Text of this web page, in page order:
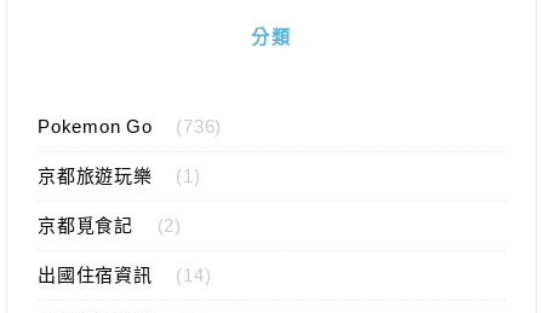
分類
Pokemon Go (736)
京都旅遊玩樂 (1)
京都覓食記 (2)
出國住宿資訊 (14)